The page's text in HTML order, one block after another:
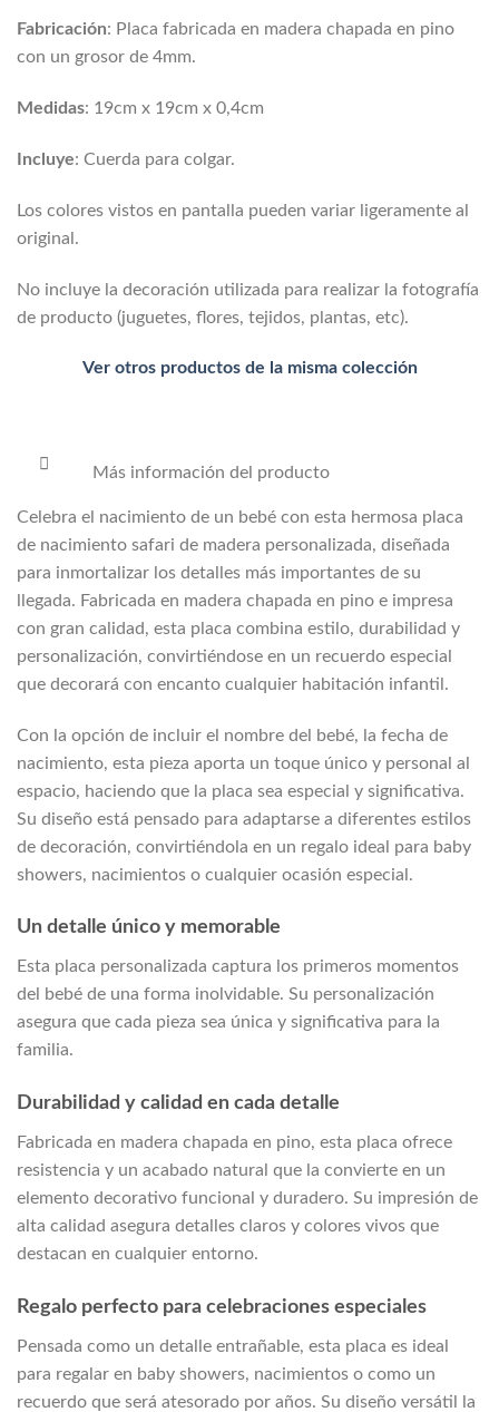
Fabricación: Placa fabricada en madera chapada en pino
con un grosor de 4mm.
Medidas: 19cm x 19cm x 0,4cm
Incluye: Cuerda para colgar.
Los colores vistos en pantalla pueden variar ligeramente al
original.
No incluye la decoración utilizada para realizar la fotografía
de producto (juguetes, flores, tejidos, plantas, etc).
Ver otros productos de la misma colección
Más información del producto
Celebra el nacimiento de un bebé con esta hermosa placa
de nacimiento safari de madera personalizada, diseñada
para inmortalizar los detalles más importantes de su
llegada. Fabricada en madera chapada en pino e impresa
con gran calidad, esta placa combina estilo, durabilidad y
personalización, convirtiéndose en un recuerdo especial
que decorará con encanto cualquier habitación infantil.
Con la opción de incluir el nombre del bebé, la fecha de
nacimiento, esta pieza aporta un toque único y personal al
espacio, haciendo que la placa sea especial y significativa.
Su diseño está pensado para adaptarse a diferentes estilos
de decoración, convirtiéndola en un regalo ideal para baby
showers, nacimientos o cualquier ocasión especial.
Un detalle único y memorable
Esta placa personalizada captura los primeros momentos
del bebé de una forma inolvidable. Su personalización
asegura que cada pieza sea única y significativa para la
familia.
Durabilidad y calidad en cada detalle
Fabricada en madera chapada en pino, esta placa ofrece
resistencia y un acabado natural que la convierte en un
elemento decorativo funcional y duradero. Su impresión de
alta calidad asegura detalles claros y colores vivos que
destacan en cualquier entorno.
Regalo perfecto para celebraciones especiales
Pensada como un detalle entrañable, esta placa es ideal
para regalar en baby showers, nacimientos o como un
recuerdo que será atesorado por años. Su diseño versátil la